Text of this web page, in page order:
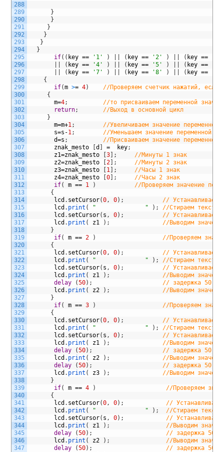
288
289
290
291
292
293
294
295
296
297
298
299
300
301
302
303
304
305
306
307
308
309
310
311
312
313
314
315
316
317
318
319
320
321
322
323
324
325
326
327
328
329
330
331
332
333
334
335
336
337
338
339
340
341
342
343
344
345
346
347
}
}
}
}
}
}
if( ( key == '1' ) ( key == '2' ) ( key ==
( key == '4' ) ( key == '5' ) ( key ==
( key == '7' ) ( key == '8' ) ( key ==
{
if(m >= 4)
//Проверяем счетчик нажатий, если
{
m=4;
//то присваиваем переменной
return;
//Выход в основной цикл
}
m=m+1 ;
//Увеличиваем значение переменной
s=s -1 ;
//Уменьшаем значение переменной
d=s ;
//Присваиваем значение переменной
znak_mesto
[d ] = key;
z1=znak_mesto [3] ;
//Минуты 1 знак
z2=znak_mesto [2] ;
//Минуты 2 знак
z3=znak_mesto [1 ] ;
//Часы 1 знак
z4=znak_mesto [0] ;
//Часы 2 знак
if( m == 1 )
//Проверяем значение
{
lcd . setCursor(0 , 0) ;
// Устанавливаем
lcd . print ( "              " ) ;
//Стираем текст,
lcd . setCursor( s , 0) ;
// Устанавливаем
lcd . print ( z1 ) ;
//Выводим
}
if( m == 2 )
//Проверяем
{
lcd . setCursor(0 , 0) ;
// Устанавливаем
lcd . print ( "              " ) ;
//Стираем текст,
lcd . setCursor( s , 0) ;
// Устанавливаем
lcd . print ( z1 ) ;
//Выводим
delay
(50) ;
// задержка 50
lcd . print ( z2 ) ;
//Выводим
}
if( m == 3 )
//Проверяем
{
lcd . setCursor(0 , 0) ;
// Устанавливаем
lcd . print ( "              " ) ;
//Стираем текст,
lcd . setCursor( s , 0) ;
// Устанавливаем
lcd . print ( z1 ) ;
//Выводим
delay
(50) ;
// задержка 50
lcd . print ( z2 ) ;
//Выводим
delay
(50) ;
// задержка 50
lcd . print ( z3 ) ;
//Выводим
}
if( m == 4 )
//Проверяем
{
lcd . setCursor(0 , 0) ;
//
lcd . print ( "              " ) ;
//Стираем текст,
lcd . setCursor( s , 0) ;
//
lcd . print ( z1 ) ;
//Выводим
delay
(50) ;
// задержка 50
lcd . print ( z2 ) ;
//Выводим
delay
(50) ;
// задержка 50